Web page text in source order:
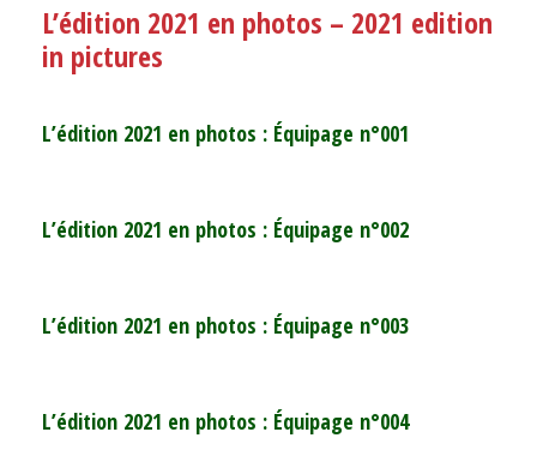
L’édition 2021 en photos – 2021 edition
in pictures
L’édition 2021 en photos : Équipage n°001
L’édition 2021 en photos : Équipage n°002
L’édition 2021 en photos : Équipage n°003
L’édition 2021 en photos : Équipage n°004